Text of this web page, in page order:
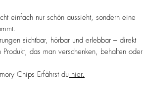
einfach nur schön aussieht, sondern eine
sichtbar, hörbar und erlebbar – direkt
das man verschenken, behalten oder
Chips Erfährst du hier.